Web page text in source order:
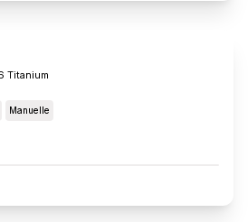
Titanium
Manuelle